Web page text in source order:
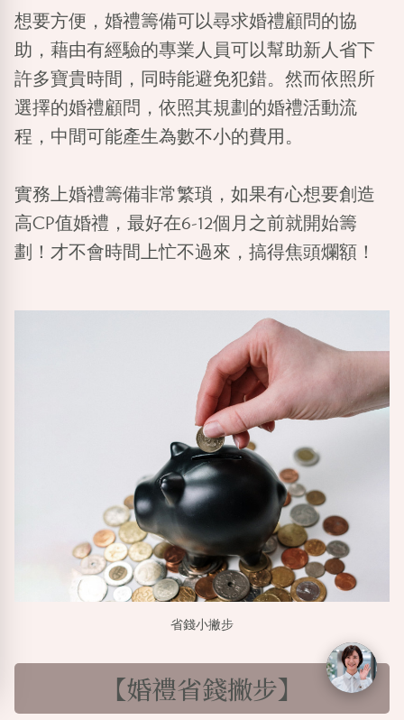
想要方便，婚禮籌備可以尋求婚禮顧問的協
助，藉由有經驗的專業人員可以幫助新人省下
許多寶貴時間，同時能避免犯錯。然而依照所
選擇的婚禮顧問，依照其規劃的婚禮活動流
程，中間可能產生為數不小的費用。
實務上婚禮籌備非常繁瑣，如果有心想要創造
高CP值婚禮，最好在6-12個月之前就開始籌
劃！才不會時間上忙不過來，搞得焦頭爛額！
省錢小撇步
【婚禮省錢撇步】